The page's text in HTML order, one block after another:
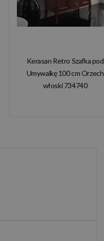
Kerasan Retro Szafka pod
Umywalkę 100 cm Orzech
włoski 734740